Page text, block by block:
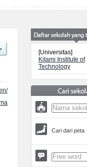
[Universitas]
Kitami Institute of
Technology
Cari dari peta